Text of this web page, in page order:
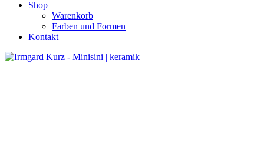
Shop
Warenkorb
Farben und Formen
Kontakt